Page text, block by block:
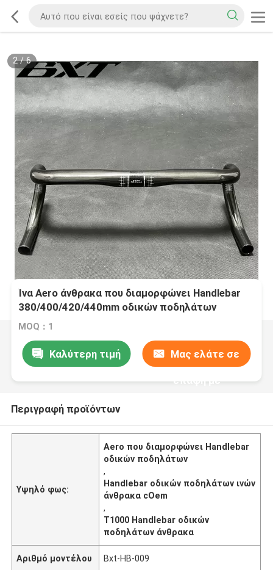
2/6
Ίνα Aero άνθρακα που διαμορφώνει Handlebar
380/400/420/440mm οδικών ποδηλάτων
φραγμός πτώσης
MOQ：1
Καλύτερη τιμή Μας ελάτε σε
επαφή με
Περιγραφή προϊόντων
Υψηλό φως:
Aero που διαμορφώνει Handlebar
οδικών ποδηλάτων
,
Handlebar οδικών ποδηλάτων ινών
άνθρακα cOem
,
T1000 Handlebar οδικών
ποδηλάτων άνθρακα
Αριθμό μοντέλου Bxt-HB-009